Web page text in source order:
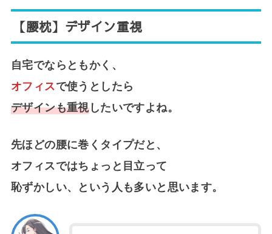
【腰枕】デザイン重視
自宅でならともかく、
オフィスで使うとしたら
デザインも重視したいですよね。
先ほどの腰に巻くタイプだと、
オフィスではちょっと目立って
恥ずかしい、という人も多いと思います。